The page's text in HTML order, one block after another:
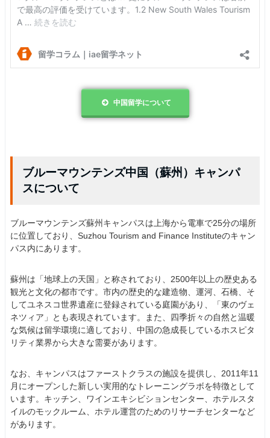
中国留学について
ブルーマウンテンズ中国（蘇州）キャンパ
スについて
ブルーマウンテンズ蘇州キャンパスは上海から電車で25分の場所
に位置しており、Suzhou Tourism and Finance Instituteのキャン
パス内にあります。
蘇州は「地球上の天国」と称されており、2500年以上の歴史ある
観光と文化の都市です。市内の歴史的な建造物、運河、石橋、そ
してユネスコ世界遺産に登録されている庭園があり、「東のヴェ
ネツィア」とも表現されています。また、四季折々の自然と温暖
な気候は留学環境に適しており、中国の急成長しているホスピタ
リティ業界から大きな需要があります。
なお、キャンパスはファーストクラスの施設を提供し、2011年11
月にオープンした新しい実用的なトレーニングラボを特徴として
います。キッチン、ワインエキシビションセンター、ホテルスタ
イルのモックルーム、ホテル運営のためのリサーチセンターなど
があります。